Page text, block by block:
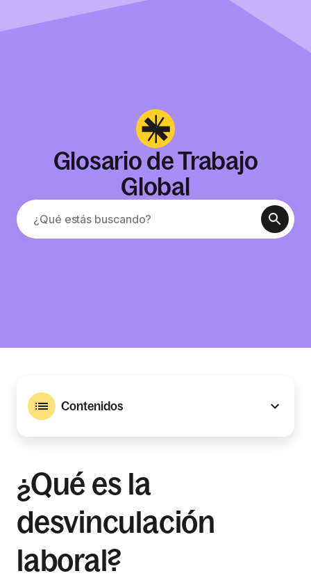
Glosario de Trabajo
Global
Contenidos
¿Qué es la
desvinculación
laboral?